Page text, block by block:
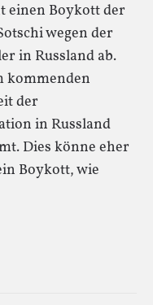
einen Boykott der
wegen der
in Russland ab.
kommenden
der
in Russland
Dies könne eher
Boykott, wie